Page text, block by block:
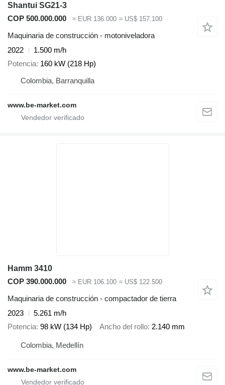
Shantui SG21-3
COP 500.000.000
≈ EUR 136.000 ≈ US$ 157.100
Maquinaria de construcción - motoniveladora
2022
1.500 m/h
Potencia 160 kW (218 Hp)
Colombia, Barranquilla
www.be-market.com
Hamm 3410
COP 390.000.000
≈ EUR 106.100 ≈ US$ 122.500
Maquinaria de construcción - compactador de tierra
2023
5.261 m/h
Potencia 98 kW (134 Hp) Ancho del rollo 2.140 mm
Colombia, Medellín
www.be-market.com